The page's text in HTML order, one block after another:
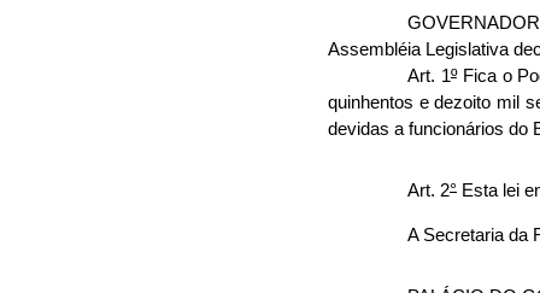
Assembléia Legislativa
Art. 1ºFica o
quinhentos e dezoito mil
devidas a funcionários do
Art. 2° Esta lei
A Secretaria da